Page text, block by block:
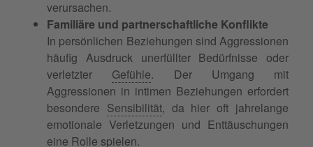
verursachen.
Familiäre und partnerschaftliche Konflikte
In persönlichen Beziehungen sind Aggressionen
häufig Ausdruck unerfüllter Bedürfnisse oder
verletzter Gefühle. Der Umgang mit
Aggressionen in intimen Beziehungen erfordert
besondere Sensibilität, da hier oft jahrelange
emotionale Verletzungen und Enttäuschungen
eine Rolle spielen.